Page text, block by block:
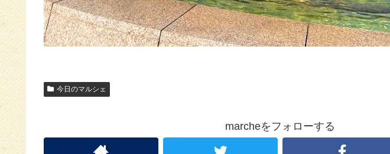
今日のマルシェ
marcheをフォローする